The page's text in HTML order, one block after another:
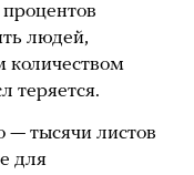
людей,
количеством
теряется.
— тысячи листов
для